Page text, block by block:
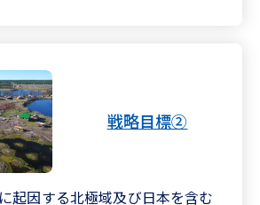
戦略目標②
起因する北極域及び日本を含む